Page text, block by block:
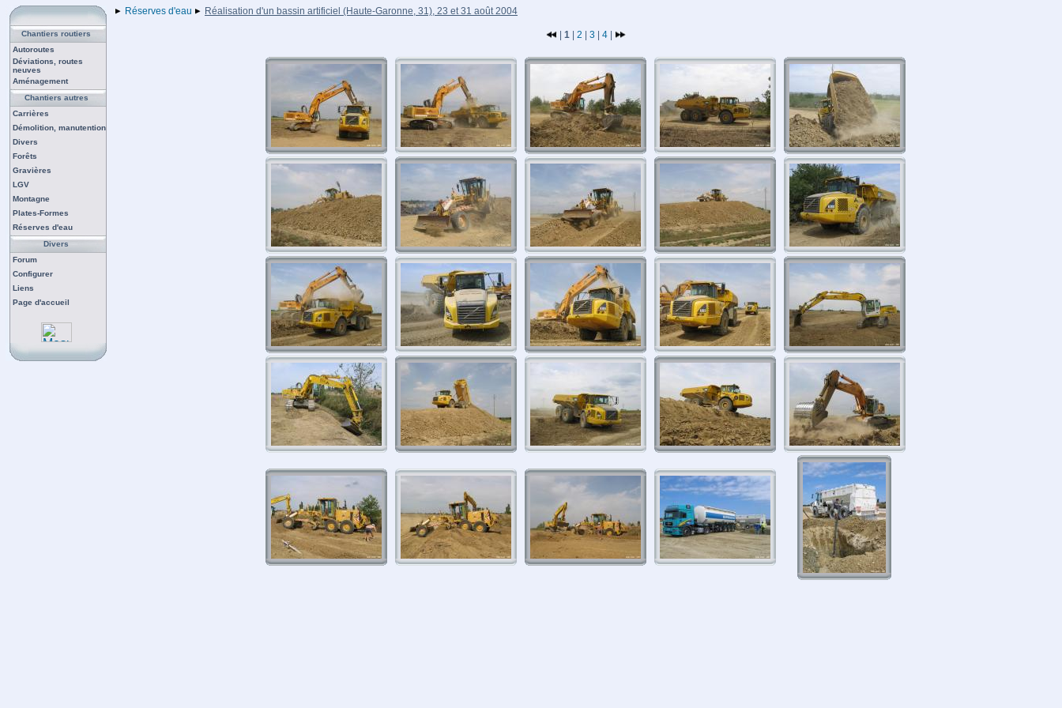
Chantiers routiers
Autoroutes
Déviations, routes
neuves
Aménagement
Chantiers autres
Carrières
Démolition, manutention
Divers
Forêts
Gravières
LGV
Montagne
Plates-Formes
Réserves d'eau
Divers
Forum
Configurer
Liens
Page d'accueil
Réserves d'eau Réalisation d'un bassin artificiel (Haute-Garonne, 31), 23 et 31 août 2004
| 1| 2 3 4|